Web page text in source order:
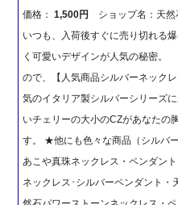
価格：1,500円
ショップ名：天然
いつも、入荷後すぐに売り切れる
く可愛いデザインが人気の秘密
ので、【人気商品シルバーネック
気のイタリア製シルバーシリーズ
いチェリーの大小のCZがあなたの
す。 ★他にも色々な商品（シルバ
あこや真珠ネックレス・ペンダン
ネックレス･シルバーペンダント・